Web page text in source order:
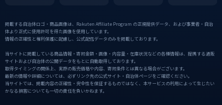
掲載する自治体ロゴ・商品画像は、Rakuten Affiliate Program の正規提供データ、および事業者・自治
体より正式に使用許可を得た画像を使用しています。
情報の正確性と権利保護に配慮し、公式配信データのみを掲載しております。
当サイトに掲載している商品情報・寄附金額・画像・内容量・在庫状況などの各種情報は、提携する通販
サイトおよび自治体の公開データをもとに自動取得しております。
取得タイミングの関係上、実際の販売価格や内容、寄附条件とは異なる場合がございます。
最新の情報や詳細については、必ずリンク先の公式サイト・自治体ページをご確認ください。
当サイトでは、掲載内容の正確性・完全性を保証するものではなく、本サービスの利用によって生じたい
かなる損害についても一切の責任を負いかねます。